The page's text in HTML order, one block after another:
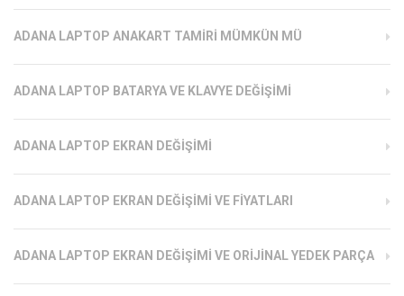
ADANA LAPTOP ANAKART TAMIRI MÜMKÜN MÜ
ADANA LAPTOP BATARYA VE KLAVYE DEĞIŞIMI
ADANA LAPTOP EKRAN DEĞIŞIMI
ADANA LAPTOP EKRAN DEĞIŞIMI VE FIYATLARI
ADANA LAPTOP EKRAN DEĞIŞIMI VE ORIJINAL YEDEK PARÇA